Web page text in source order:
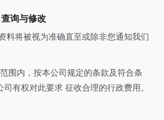
询与修改
料将被视为准确直至或除非您通知我们
围内，按本公司规定的条款及符合条
有权对此要求 征收合理的行政费用。